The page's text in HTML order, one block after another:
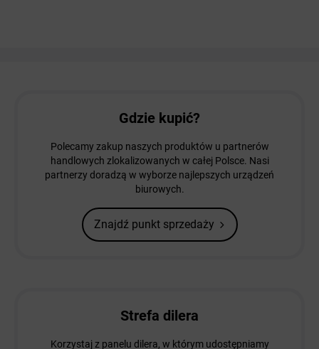
Gdzie kupić?
Polecamy zakup naszych produktów u partnerów
handlowych zlokalizowanych w całej Polsce. Nasi
partnerzy doradzą w wyborze najlepszych urządzeń
biurowych.
Znajdź punkt sprzedaży
Strefa dilera
Korzystaj z panelu dilera, w którym udostępniamy